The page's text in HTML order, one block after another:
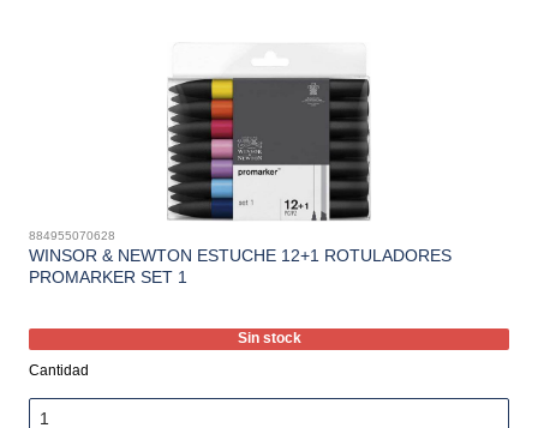
884955070628
WINSOR & NEWTON ESTUCHE 12+1 ROTULADORES
PROMARKER SET 1
Sin stock
Cantidad